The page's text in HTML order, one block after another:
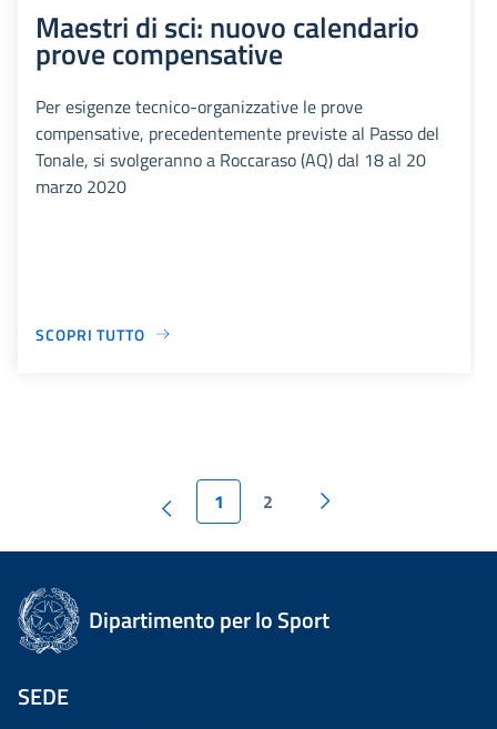
Maestri di sci: nuovo calendario
prove compensative
Per esigenze tecnico-organizzative le prove
compensative, precedentemente previste al Passo del
Tonale, si svolgeranno a Roccaraso (AQ) dal 18 al 20
marzo 2020
SCOPRI TUTTO
1 2
Dipartimento per lo Sport
SEDE